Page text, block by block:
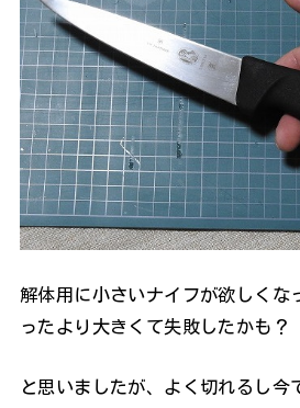
解体用に小さいナイフが欲しくな
ったより大きくて失敗したかも？
と思いましたが、よく切れるし今